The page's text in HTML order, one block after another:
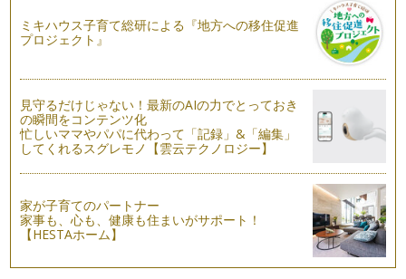
ミキハウス子育て総研による『地方への移住促進
プロジェクト』
見守るだけじゃない！最新のAIの力でとっておき
の瞬間をコンテンツ化
忙しいママやパパに代わって「記録」&「編集」
してくれるスグレモノ【雲云テクノロジー】
家が子育てのパートナー
家事も、心も、健康も住まいがサポート！
【HESTAホーム】